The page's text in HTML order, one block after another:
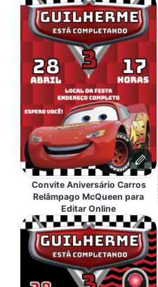
Convite Aniversário Carros
Relâmpago McQueen para
Editar Online